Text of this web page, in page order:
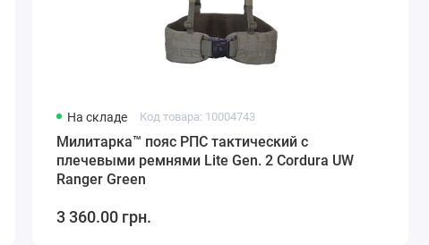
На складе Код товара: 10004743
Милитарка™ пояс РПС тактический с
плечевыми ремнями Lite Gen. 2 Cordura UW
Ranger Green
3 360.00 грн.